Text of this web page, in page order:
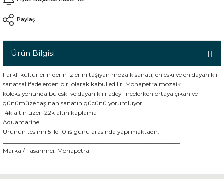
Paylaş
Ürün Bilgisi
Farklı kültürlerin derin izlerini taşıyan mozaik sanatı, en eski ve en dayanıklı
sanatsal ifadelerden biri olarak kabul edilir. Monapetra mozaik
koleksiyonunda bu eski ve dayanıklı ifadeyi incelerken ortaya çıkan ve
günümüze taşınan sanatın gücünü yorumluyor.
14k altın üzeri 22k altın kaplama
Aquamarine
Ürünün teslimi 5 ile 10 iş günü arasında yapılmaktadır.
Marka / Tasarımcı: Monapetra